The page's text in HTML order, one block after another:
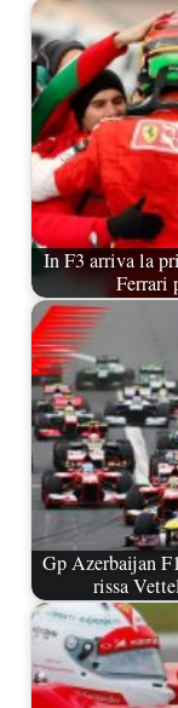
In F3 arriva la
Ferrari
Gp Azerbaijan
rissa